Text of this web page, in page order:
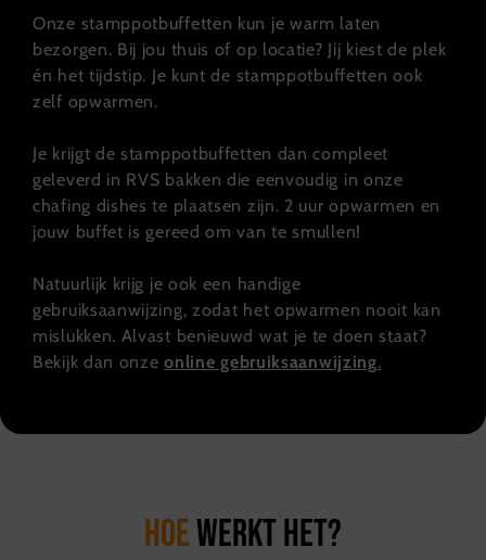
Onze stamppotbuffetten kun je warm laten
bezorgen. Bij jou thuis of op locatie? Jij kiest de plek
én het tijdstip. Je kunt de stamppotbuffetten ook
zelf opwarmen.
Je krijgt de stamppotbuffetten dan compleet
geleverd in RVS bakken die eenvoudig in onze
chafing dishes te plaatsen zijn. 2 uur opwarmen en
jouw buffet is gereed om van te smullen!
Natuurlijk krijg je ook een handige
gebruiksaanwijzing, zodat het opwarmen nooit kan
mislukken. Alvast benieuwd wat je te doen staat?
Bekijk dan onzeonline gebruiksaanwijzing.
Hoewerkt het?